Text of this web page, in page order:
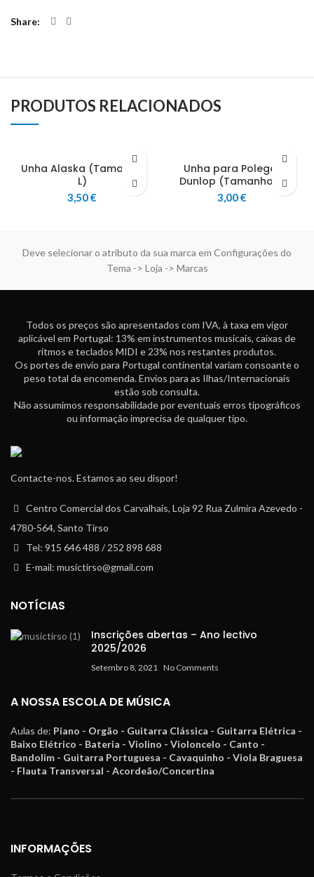
Share
PRODUTOS RELACIONADOS
Unha Alaska (Tamanho
L)
3,50€
Unha para Polegar
Dunlop (Tamanho L)
3,00€
Deve selecionar o atributo da sua marca em Configurações do
Tema -> Loja -> Marcas
Todos os preços são apresentados com IVA, à taxa em vigor
aplicável em Portugal: 13% em instrumentos musicais, caixas de
ritmos e teclados MIDI e 23% nos restantes produtos.
Os portes de envio para Portugal continental variam consoante o
peso total da encomenda. Envios para as Ilhas/Internacionais
estão sob consulta.
Não assumimos responsabilidade por eventuais erros tipográficos
ou informação imprecisa de qualquer tipo.
Contacte-nos. Estamos ao seu dispor!
Centro Comercial dos Carvalhais, Loja 92 Rua Zulmira Azevedo -
4780-564, Santo Tirso
Tel: 915 646 488 / 252 898 688
E-mail: musictirso@gmail.com
NOTÍCIAS
Inscrições abertas – Ano lectivo
2025/2026
Setembro 8, 2021 No Comments
A NOSSA ESCOLA DE MÚSICA
Aulas de: Piano - Orgão - Guitarra Clássica - Guitarra Elétrica -
Baixo Elétrico - Bateria - Violino - Violoncelo - Canto -
Bandolim - Guitarra Portuguesa - Cavaquinho - Viola Braguesa
- Flauta Transversal - Acordeão/Concertina
INFORMAÇÕES